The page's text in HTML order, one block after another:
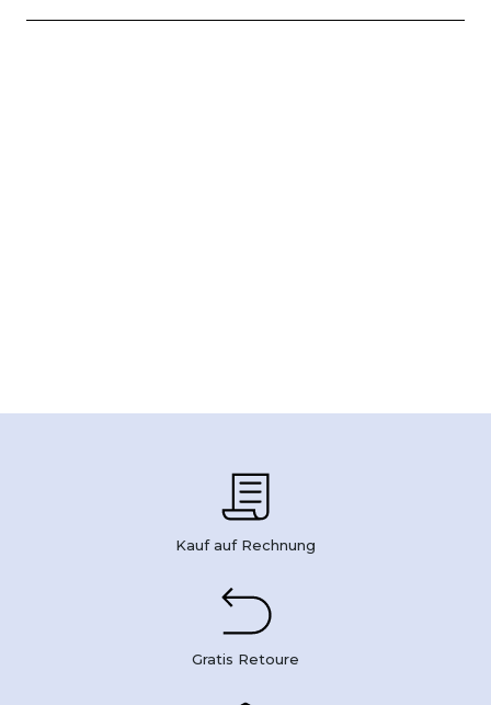
Kauf auf Rechnung
Gratis Retoure